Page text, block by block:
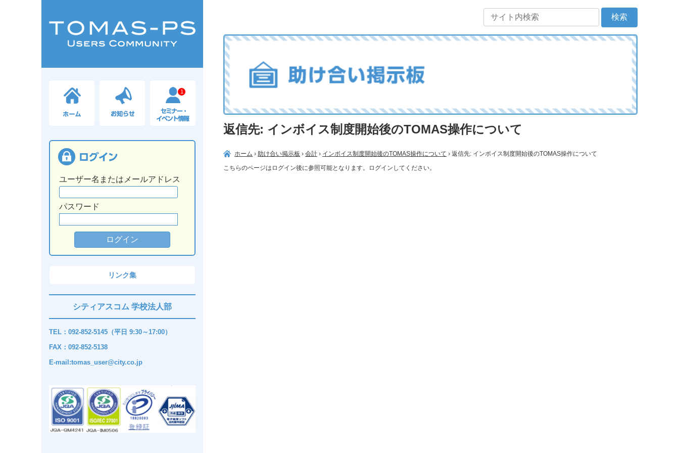
1
ユーザー名またはメールアドレス
パスワード
リンク集
シティアスコム 学校法人部
TEL：092-852-5145（平日 9:30～17:00）
FAX：092-852-5138
E-mail:tomas_user@city.co.jp
返信先: インボイス制度開始後のTOMAS操作について
ホーム › 助け合い掲示板 › 会計 › インボイス制度開始後のTOMAS操作について › 返信先: インボイス制度開始後のTOMAS操作について
こちらのページはログイン後に参照可能となります。ログインしてください。